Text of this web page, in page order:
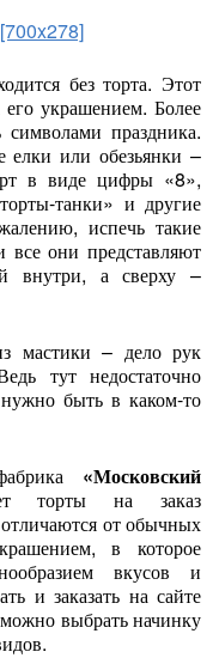
[700x278]
без торта. Этот
его украшением. Более
праздника.
елки или обезьянки –
в виде цифры «8»,
танки» и другие
испечь такие
они представляют
внутри, а сверху –
мастики – дело рук
тут недостаточно
быть в каком-то
«Московский
торты на заказ
от обычных
в которое
вкусов и
и заказать на сайте
выбрать начинку